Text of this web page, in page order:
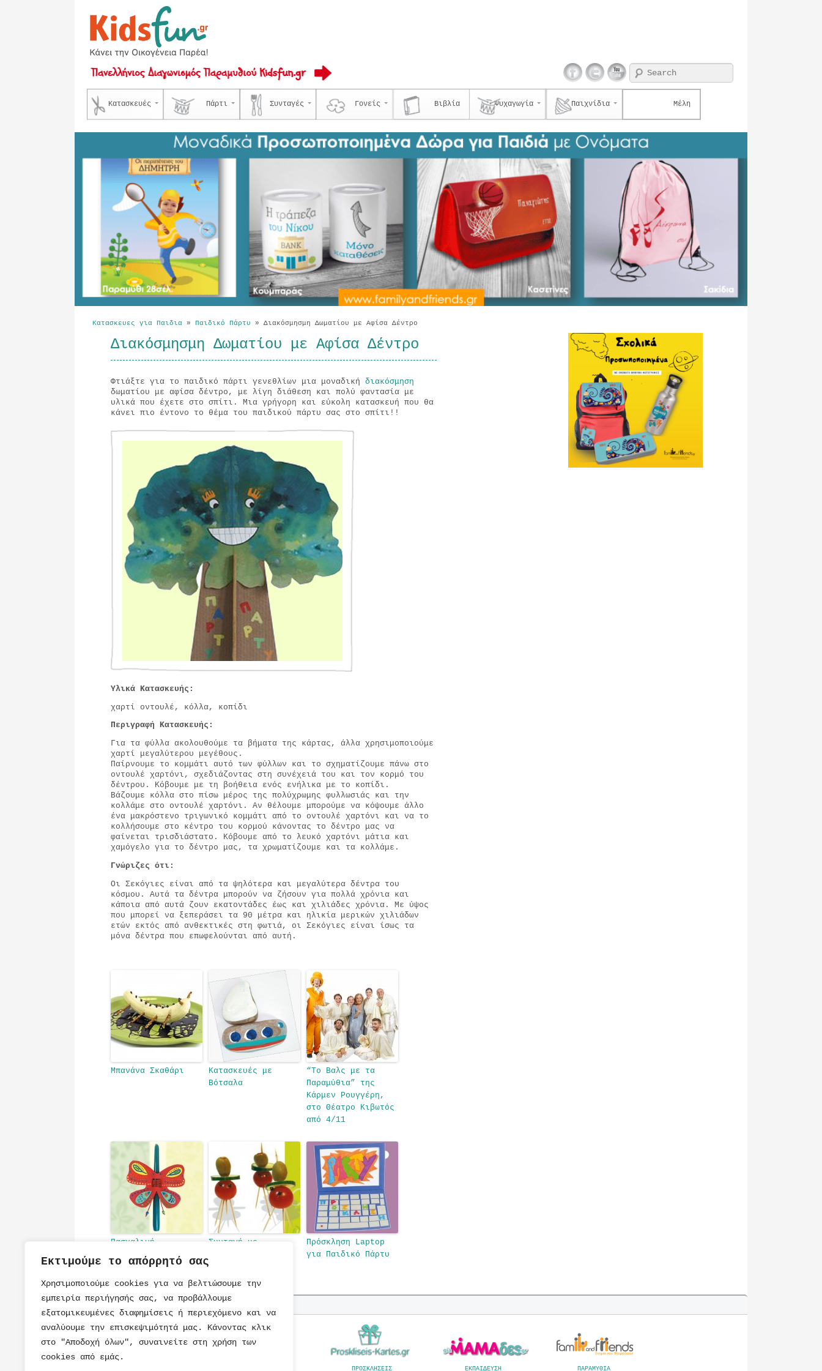
Εκτιμούμε το απόρρητό σας
Χρησιμοποιούμε cookies για να βελτιώσουμε την
εμπειρία περιήγησής σας, να προβάλλουμε
εξατομικευμένες διαφημίσεις ή περιεχόμενο και να
αναλύουμε την επισκεψιμότητά μας. Κάνοντας κλικ
στο "Αποδοχή όλων", συναινείτε στη χρήση των
cookies από εμάς.
Κατασκευές Πάρτι Συνταγές Γονείς Βιβλία Ψυχαγωγία Παιχνίδια Μέλη
Κατασκευες για Παιδια » Παιδικό Πάρτυ » Διακόσμησμη Δωματίου με Αφίσα Δέντρο
Διακόσμησμη Δωματίου με Αφίσα Δέντρο
Φτιάξτε για το παιδικό πάρτι γενεθλίων μια μοναδική διακόσμηση
δωματίου με αφίσα δέντρο, με λίγη διάθεση και πολύ φαντασία με
υλικά που έχετε στο σπίτι. Μια γρήγορη και εύκολη κατασκευή που θα
κάνει πιο έντονο το θέμα του παιδικού πάρτυ σας στο σπίτι!!
Υλικά Κατασκευής:
χαρτί οντουλέ, κόλλα, κοπίδι
Περιγραφή Κατασκευής:
Για τα φύλλα ακολουθούμε τα βήματα της κάρτας, άλλα χρησιμοποιούμε
χαρτί μεγαλύτερου μεγέθους.
Παίρνουμε το κομμάτι αυτό των φύλλων και το σχηματίζουμε πάνω στο
οντουλέ χαρτόνι, σχεδιάζοντας στη συνέχειά του και τον κορμό του
δέντρου. Κόβουμε με τη βοήθεια ενός ενήλικα με το κοπίδι.
Βάζουμε κόλλα στο πίσω μέρος της πολύχρωμης φυλλωσιάς και την
κολλάμε στο οντουλέ χαρτόνι. Αν θέλουμε μπορούμε να κόψουμε άλλο
ένα μακρόστενο τριγωνικό κομμάτι από το οντουλέ χαρτόνι και να το
κολλήσουμε στο κέντρο του κορμού κάνοντας το δέντρο μας να
φαίνεται τρισδιάστατο. Κόβουμε από το λευκό χαρτόνι μάτια και
χαμόγελο για το δέντρο μας, τα χρωματίζουμε και τα κολλάμε.
Γνώριζες ότι:
Οι Σεκόγιες είναι από τα ψηλότερα και μεγαλύτερα δέντρα του
κόσμου. Αυτά τα δέντρα μπορούν να ζήσουν για πολλά χρόνια και
κάποια από αυτά ζουν εκατοντάδες έως και χιλιάδες χρόνια. Με ύψος
που μπορεί να ξεπεράσει τα 90 μέτρα και ηλικία μερικών χιλιάδων
ετών εκτός από ανθεκτικές στη φωτιά, οι Σεκόγιες είναι ίσως τα
μόνα δέντρα που επωφελούνται από αυτή.
Μπανάνα Σκαθάρι
Κατασκευές με
Βότσαλα
“To Βαλς με τα
Παραμύθια” της
Κάρμεν Ρουγγέρη,
στο Θέατρο Κιβωτός
από 4/11
Πασχαλινή
Κατασκευή Λαμπάδα
σε Σχήμα
Πεταλούδας
Συνταγή με
Παιδικό Πάρτι
Πρόσκληση Laptop
για Παιδικό Πάρτυ
ΠΡΟΣΚΛΗΣΕΙΣ ΕΚΠΑΙΔΕΥΣΗ ΠΑΡΑΜΥΘΙΑ